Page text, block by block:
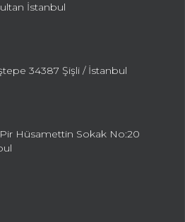
İstanbul
34387 Şişli / İstanbul
Hüsamettin Sokak No:20